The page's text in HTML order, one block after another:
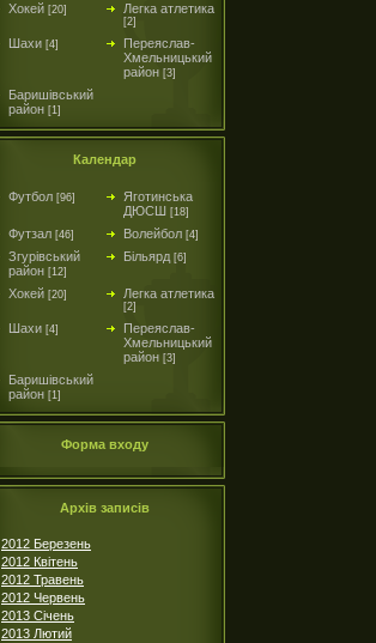
Хокей [20] Легка атлетика
[2]
Шахи [4]
Переяслав-
Хмельницький
район [3]
Баришівський
район [1]
Календар
Футбол [96]
Яготинська
ДЮСШ [18]
Футзал [46] Волейбол [4]
Згурівський
район [12]
Більярд [6]
Хокей [20] Легка атлетика
[2]
Шахи [4]
Переяслав-
Хмельницький
район [3]
Баришівський
район [1]
Форма входу
Архів записів
2012 Березень
2012 Квітень
2012 Травень
2012 Червень
2013 Січень
2013 Лютий